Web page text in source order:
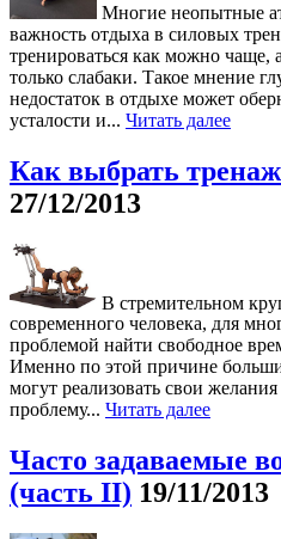
Многие неопытные
важность отдыха в силовых
тренироваться как можно чаще,
только слабаки. Такое мнение
недостаток в отдыхе может
усталости и... Читать далее
Как выбрать
27/12/2013
В стремительном
современного человека, для
проблемой найти свободное
Именно по этой причине
могут реализовать свои
проблему... Читать далее
Часто задаваемые
(часть II) 19/11/2013